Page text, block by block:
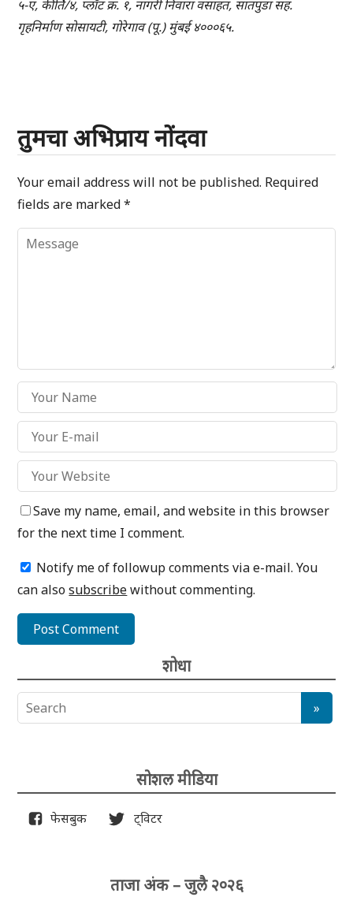
५-ए, कीर्ति/४, प्लॉट क्र. १, नागरी निवारा वसाहत, सातपुडा सह.
गृहनिर्माण सोसायटी, गोरेगाव (पू.) मुंबई ४०००६५.
तुमचा अभिप्राय नोंदवा
Your email address will not be published. Required
fields are marked*
Save my name, email, and website in this browser
for the next time I comment.
Notify me of followup comments via e-mail. You
can alsosubscribewithout commenting.
शोधा
सोशल मीडिया
फेसबुक ट्विटर
ताजा अंक – जुलै २०२६